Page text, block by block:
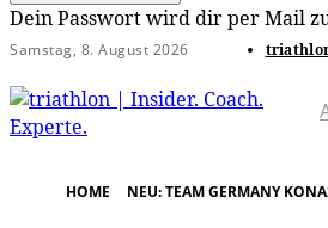
Dein Passwort wird dir per Mail
Samstag, 8. August 2026
HOME NEU: TEAM GERMANY